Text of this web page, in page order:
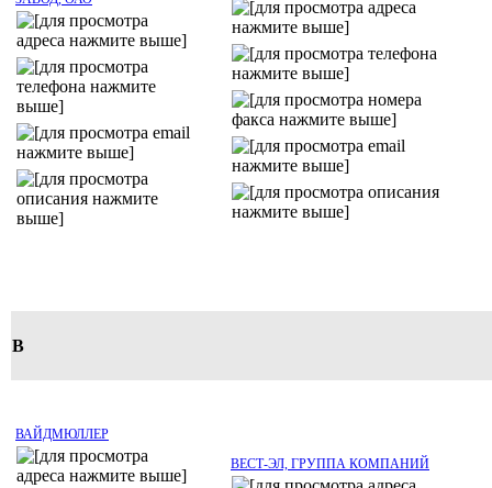
В
ВАЙДМЮЛЛЕР
ВЕСТ-ЭЛ, ГРУППА КОМПАНИЙ